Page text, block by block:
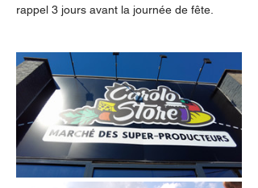
rappel 3 jours avant la journée de fête.